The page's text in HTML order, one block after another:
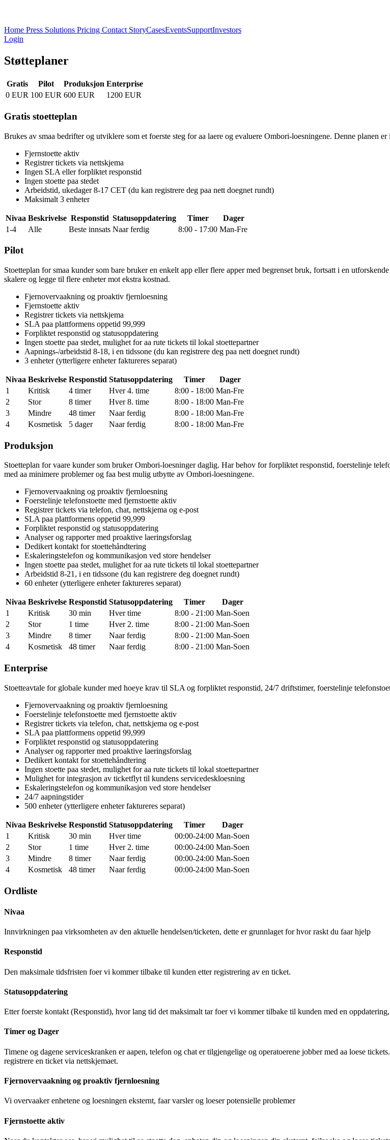
Home Press Solutions Pricing Contact StoryCasesEventsSupportInvestors
Login
Støtteplaner
Gratis Pilot Produksjon Enterprise
0 EUR 100 EUR 600 EUR 1200 EUR
Gratis stoetteplan
Brukes av smaa bedrifter og utviklere som et foerste steg for aa laere og evaluere Ombori-loesningene. Denne planen
Fjernstoette aktiv
Registrer tickets via nettskjema
Ingen SLA eller forpliktet responstid
Ingen stoette paa stedet
Arbeidstid, ukedager 8-17 CET (du kan registrere deg paa nett doegnet rundt)
Maksimalt 3 enheter
Nivaa Beskrivelse Responstid Statusoppdatering Timer
Dager
1-4
Alle Beste innsats Naar ferdig 8:00 - 17:00 Man-Fre
Pilot
Stoetteplan for smaa kunder som bare bruker en enkelt app eller flere apper med begrenset bruk, fortsatt i en
skalere og legge til flere enheter mot ekstra kostnad.
Fjernovervaakning og proaktiv fjernloesning
Fjernstoette aktiv
Registrer tickets via nettskjema
SLA paa plattformens oppetid 99,999
Forpliktet responstid og statusoppdatering
Ingen stoette paa stedet, mulighet for aa rute tickets til lokal stoettepartner
Aapnings-/arbeidstid 8-18, i en tidssone (du kan registrere deg paa nett doegnet rundt)
3 enheter (ytterligere enheter faktureres separat)
Nivaa Beskrivelse Responstid Statusoppdatering Timer
Dager
1
Kritisk 4 timer Hver 4. time 8:00 - 18:00 Man-Fre
2
Stor 8 timer Hver 8. time 8:00 - 18:00 Man-Fre
3
Mindre 48 timer Naar ferdig 8:00 - 18:00 Man-Fre
4
Kosmetisk 5 dager Naar ferdig 8:00 - 18:00 Man-Fre
Produksjon
Stoetteplan for vaare kunder som bruker Ombori-loesninger daglig. Har behov for forpliktet responstid, foerstelinje
med aa minimere problemer og faa best mulig utbytte av Ombori-loesningene.
Fjernovervaakning og proaktiv fjernloesning
Foerstelinje telefonstoette med fjernstoette aktiv
Registrer tickets via telefon, chat, nettskjema og e-post
SLA paa plattformens oppetid 99,999
Forpliktet responstid og statusoppdatering
Analyser og rapporter med proaktive laeringsforslag
Dedikert kontakt for stoettehåndtering
Eskaleringstelefon og kommunikasjon ved store hendelser
Ingen stoette paa stedet, mulighet for aa rute tickets til lokal stoettepartner
Arbeidstid 8-21, i en tidssone (du kan registrere deg doegnet rundt)
60 enheter (ytterligere enheter faktureres separat)
Nivaa Beskrivelse Responstid Statusoppdatering Timer
Dager
1
Kritisk 30 min Hver time 8:00 - 21:00 Man-Soen
2
Stor 1 time Hver 2. time 8:00 - 21:00 Man-Soen
3
Mindre 8 timer Naar ferdig 8:00 - 21:00 Man-Soen
4
Kosmetisk 48 timer Naar ferdig 8:00 - 21:00 Man-Soen
Enterprise
Stoetteavtale for globale kunder med hoeye krav til SLA og forpliktet responstid, 24/7 driftstimer, foerstelinje
Fjernovervaakning og proaktiv fjernloesning
Foerstelinje telefonstoette med fjernstoette aktiv
Registrer tickets via telefon, chat, nettskjema og e-post
SLA paa plattformens oppetid 99,999
Forpliktet responstid og statusoppdatering
Analyser og rapporter med proaktive laeringsforslag
Dedikert kontakt for stoettehåndtering
Ingen stoette paa stedet, mulighet for aa rute tickets til lokal stoettepartner
Mulighet for integrasjon av ticketflyt til kundens servicedeskloesning
Eskaleringstelefon og kommunikasjon ved store hendelser
24/7 aapningstider
500 enheter (ytterligere enheter faktureres separat)
Nivaa Beskrivelse Responstid Statusoppdatering Timer
Dager
1
Kritisk 30 min Hver time 00:00-24:00 Man-Soen
2
Stor 1 time Hver 2. time 00:00-24:00 Man-Soen
3
Mindre 8 timer Naar ferdig 00:00-24:00 Man-Soen
4
Kosmetisk 48 timer Naar ferdig 00:00-24:00 Man-Soen
Ordliste
Nivaa
Innvirkningen paa virksomheten av den aktuelle hendelsen/ticketen, dette er grunnlaget for hvor raskt du faar hjelp
Responstid
Den maksimale tidsfristen foer vi kommer tilbake til kunden etter registrering av en ticket.
Statusoppdatering
Etter foerste kontakt (Responstid), hvor lang tid det maksimalt tar foer vi kommer tilbake til kunden med en
Timer og Dager
Timene og dagene serviceskranken er aapen, telefon og chat er tilgjengelige og operatoerene jobber med aa loese
registrere en ticket via nettskjemaet.
Fjernovervaakning og proaktiv fjernloesning
Vi overvaaker enhetene og loesningen eksternt, faar varsler og loeser potensielle problemer
Fjernstoette aktiv